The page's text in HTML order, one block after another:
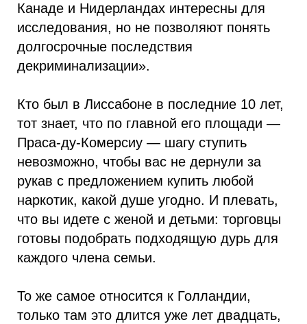
Канаде и Нидерландах интересны для
исследования, но не позволяют понять
долгосрочные последствия
декриминализации».
Кто был в Лиссабоне в последние 10 лет,
тот знает, что по главной его площади —
Праса-ду-Комерсиу — шагу ступить
невозможно, чтобы вас не дернули за
рукав с предложением купить любой
наркотик, какой душе угодно. И плевать,
что вы идете с женой и детьми: торговцы
готовы подобрать подходящую дурь для
каждого члена семьи.
То же самое относится к Голландии,
только там это длится уже лет двадцать,